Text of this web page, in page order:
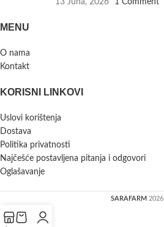
MENU
O nama
Kontakt
KORISNI LINKOVI
Uslovi korištenja
Dostava
Politika privatnosti
Najčešće postavljena pitanja i odgovori
Oglašavanje
SARAFARM 2026